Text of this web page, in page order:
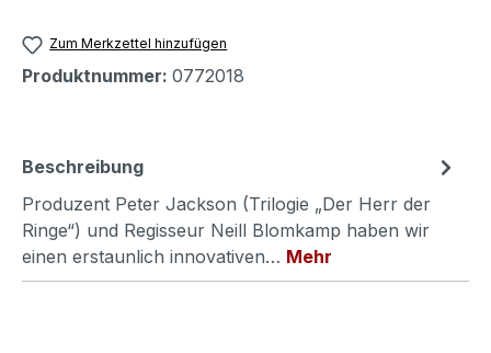
Zum Merkzettel hinzufügen
Produktnummer: 0772018
Beschreibung
Produzent Peter Jackson (Trilogie „Der Herr der
Ringe“) und Regisseur Neill Blomkamp haben wir
einen erstaunlich innovativen… Mehr